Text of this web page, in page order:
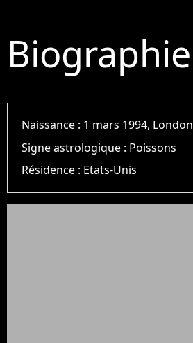
Biographie
Naissance : 1 mars 1994, London
Signe astrologique : Poissons
Résidence : Etats-Unis